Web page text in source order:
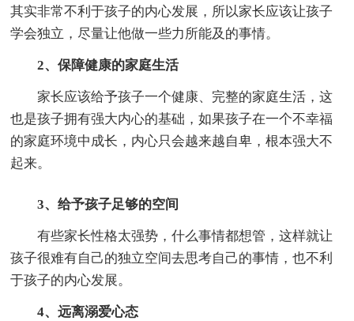
其实非常不利于孩子的内心发展，所以家长应该让孩子
学会独立，尽量让他做一些力所能及的事情。
2、保障健康的家庭生活
家长应该给予孩子一个健康、完整的家庭生活，这
也是孩子拥有强大内心的基础，如果孩子在一个不幸福
的家庭环境中成长，内心只会越来越自卑，根本强大不
起来。
3、给予孩子足够的空间
有些家长性格太强势，什么事情都想管，这样就让
孩子很难有自己的独立空间去思考自己的事情，也不利
于孩子的内心发展。
4、远离溺爱心态